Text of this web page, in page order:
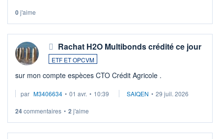
0j'aime
Rachat H2O Multibonds crédité ce jour
ETF ET OPCVM
sur mon compte espèces CTO Crédit Agricole .
par M3406634 • 01 avr. • 10:39 SAIQEN • 29 juil. 2026
24commentaires • 2 j'aime